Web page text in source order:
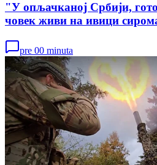
"У опљачканој Србији,
човек живи на ивици
pre 00 minuta